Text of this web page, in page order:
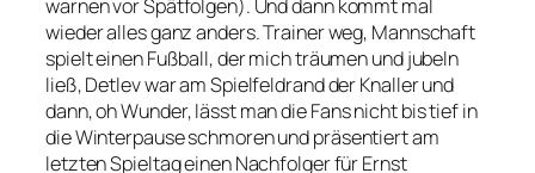
warnen vor Spätfolgen). Und dann kommt mal
wieder alles ganz anders. Trainer weg, Mannschaft
spielt einen Fußball, der mich träumen und jubeln
ließ, Detlev war am Spielfeldrand der Knaller und
dann, oh Wunder, lässt man die Fans nicht bis tief in
die Winterpause schmoren und präsentiert am
letzten Spieltag einen Nachfolger für Ernst